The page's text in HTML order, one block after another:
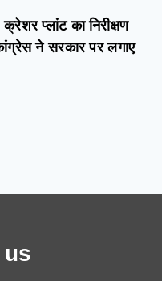
प्लांट का निरीक्षण
ने सरकार पर लगाए
us